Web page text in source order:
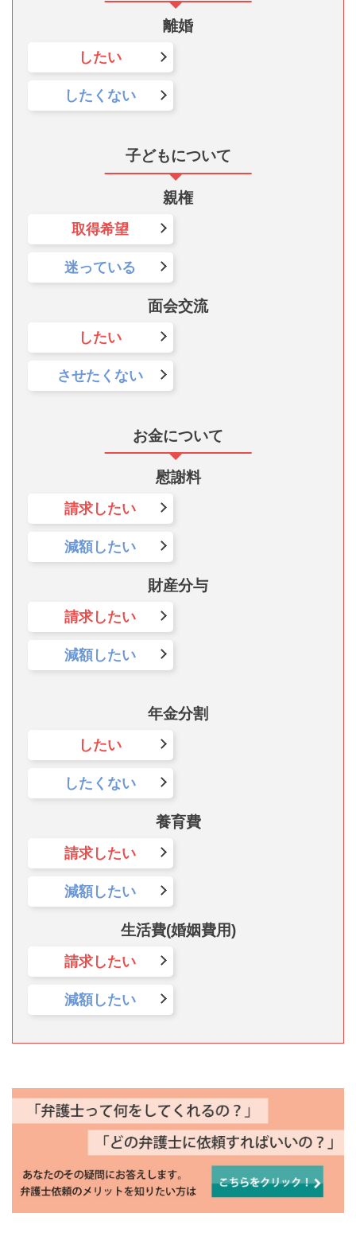
離婚
したい
したくない
子どもについて
親権
取得希望
迷っている
面会交流
したい
させたくない
お金について
慰謝料
請求したい
減額したい
財産分与
請求したい
減額したい
年金分割
したい
したくない
養育費
請求したい
減額したい
生活費(婚姻費用)
請求したい
減額したい